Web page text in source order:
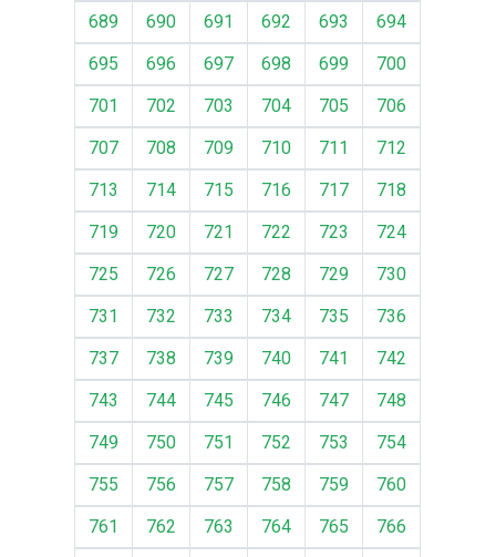
689
690 691 692 693
694
695
696 697 698 699
700
701
702 703 704 705
706
707
708 709 710 711
712
713
714 715 716 717
718
719
720 721 722 723
724
725
726 727 728 729
730
731
732 733 734 735
736
737
738 739 740 741
742
743
744 745 746 747
748
749
750 751 752 753
754
755
756 757 758 759
760
761
762 763 764 765
766